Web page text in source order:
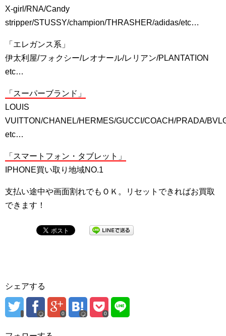
X-girl/RNA/Candy
stripper/STUSSY/champion/THRASHER/adidas/etc…
「エレガンス系」
伊太利屋/フォクシー/レオナール/レリアン/PLANTATION
etc…
「スーパーブランド」
LOUIS
VUITTON/CHANEL/HERMES/GUCCI/COACH/PRADA/
etc…
「スマートフォン・タブレット」
IPHONE買い取り地域NO.1
支払い途中や画面割れでもＯＫ。リセットできればお買取
できます！
シェアする
0 0